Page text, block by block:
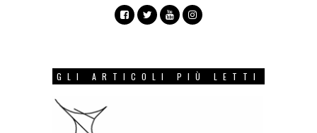
GLI ARTICOLI PIÙ LETTI